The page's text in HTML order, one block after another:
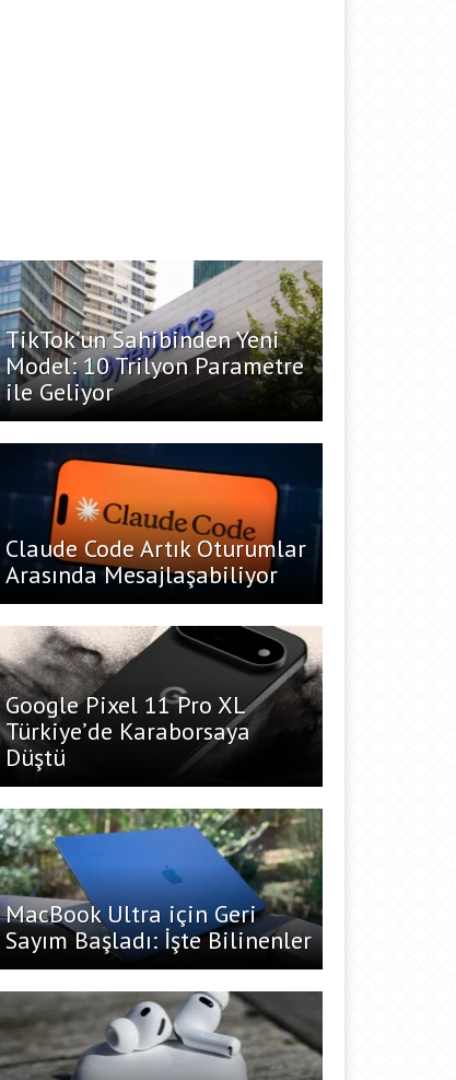
TikTok’un Sahibinden Yeni
Model: 10 Trilyon Parametre
ile Geliyor
Claude Code Artık Oturumlar
Arasında Mesajlaşabiliyor
Google Pixel 11 Pro XL
Türkiye’de Karaborsaya
Düştü
MacBook Ultra için Geri
Sayım Başladı: İşte Bilinenler